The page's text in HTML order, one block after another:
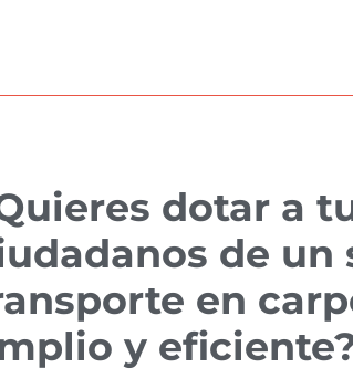
dotar a
de un
en
y